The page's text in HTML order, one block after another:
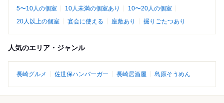
5〜10人の個室
10人未満の個室あり
10〜20人の個室
20人以上の個室
宴会に使える 座敷あり 掘りごたつあり
人気のエリア・ジャンル
長崎グルメ 佐世保ハンバーガー 長崎居酒屋 島原そうめん